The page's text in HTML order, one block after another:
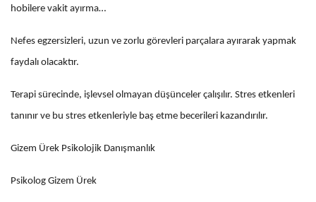
hobilere vakit ayırma…
Nefes egzersizleri, uzun ve zorlu görevleri parçalara ayırarak yapmak
faydalı olacaktır.
Terapi sürecinde, işlevsel olmayan düşünceler çalışılır. Stres etkenleri
tanınır ve bu stres etkenleriyle baş etme becerileri kazandırılır.
Gizem Ürek Psikolojik Danışmanlık
Psikolog Gizem Ürek